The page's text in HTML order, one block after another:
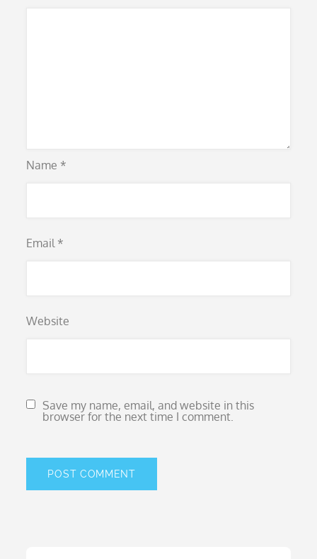
Name *
Email *
Website
Save my name, email, and website in this
browser for the next time I comment.